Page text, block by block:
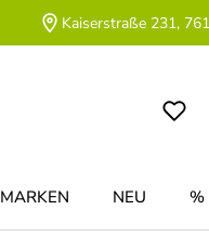
Kaiserstraße 231,
MARKEN NEU %